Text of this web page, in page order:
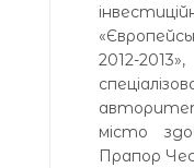
2012-
місто
Прапор